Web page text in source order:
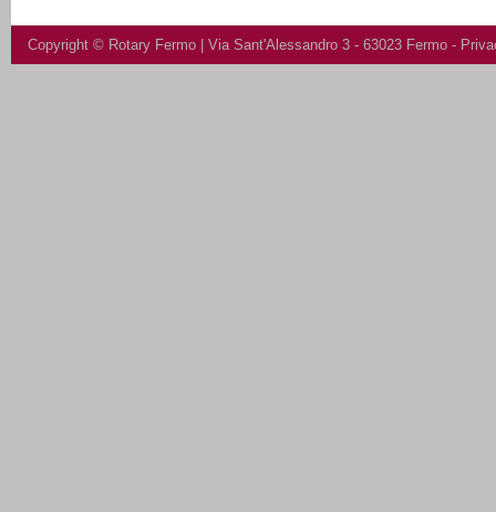
Copyright © Rotary Fermo | Via Sant'Alessandro 3 - 63023 Fermo -